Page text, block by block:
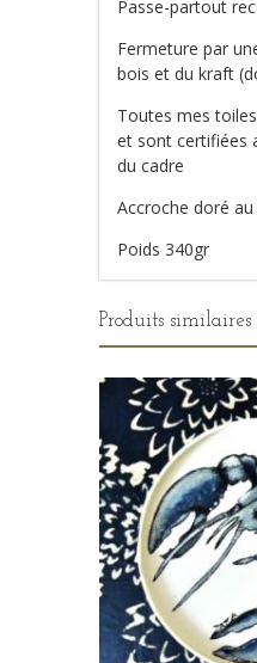
Passe-partout
Fermeture par
bois et du kraft
Toutes mes
et sont certifiées
du cadre
Accroche doré
Poids 340gr
Produits similaires